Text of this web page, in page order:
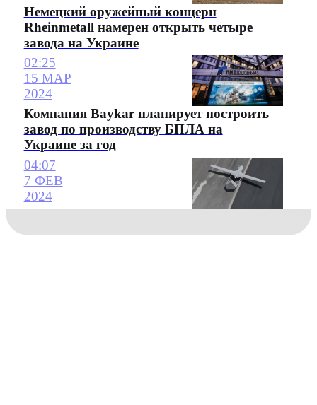
Немецкий оружейный концерн
Rheinmetall намерен открыть четыре
завода на Украине
02:25
15 МАР
2024
Компания Baykar планирует построить
завод по производству БПЛА на
Украине за год
04:07
7 ФЕВ
2024